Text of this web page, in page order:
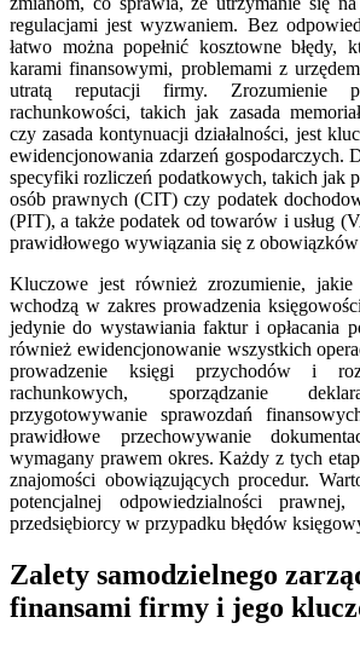
regulacjami jest wyzwaniem. Bez
łatwo można popełnić kosztowne błędy,
karami finansowymi, problemami z
utratą reputacji firmy. Zrozumienie
rachunkowości, takich jak zasada
czy zasada kontynuacji działalności, jest
ewidencjonowania zdarzeń gospodarczych.
specyfiki rozliczeń podatkowych, takich jak
osób prawnych (CIT) czy podatek
(PIT), a także podatek od towarów i usług
prawidłowego wywiązania się z
Kluczowe jest również zrozumienie, jakie
wchodzą w zakres prowadzenia
jedynie do wystawiania faktur i opłacania
również ewidencjonowanie wszystkich
prowadzenie księgi przychodów i
rachunkowych, sporządzanie
przygotowywanie sprawozdań
prawidłowe przechowywanie
wymagany prawem okres. Każdy z tych
znajomości obowiązujących procedur.
potencjalnej odpowiedzialności
przedsiębiorcy w przypadku błędów
Zalety samodzielnego
finansami firmy i jego